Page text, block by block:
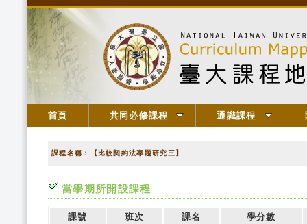
首頁 共同必修課程 通識課程
課程名稱：【比較契約法專題研究三】
當學期所開設課程
課號 班次 課名 學分數